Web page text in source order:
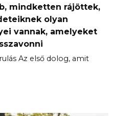
mindketten rájöttek,
olyan
vannak, amelyeket
Az első dolog, amit